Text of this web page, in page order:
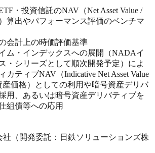
・投資信託のNAV（Net Asset Value /
算出やパフォーマンス評価のベンチマ
会計上の時価評価基準
ム・インデックスへの展開（NADAイ
・シリーズとして順次開発予定）によ
カティブNAV（Indicative Net Asset Value
産価格）としての利用や暗号資産デリバ
用、あるいは暗号資産デリバティブを
組債等への応用
社（開発委託：日鉄ソリューションズ株